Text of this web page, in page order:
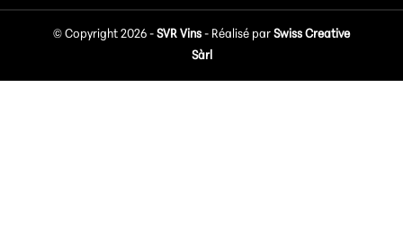
© Copyright 2026 - SVR Vins - Réalisé par Swiss Creative
Sàrl